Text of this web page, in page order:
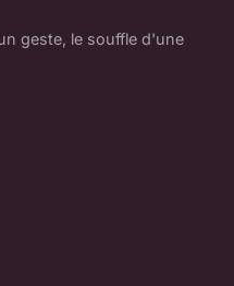
geste, le souffle d'une